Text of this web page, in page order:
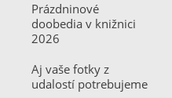
Prázdninové
doobedia v knižnici
2026
Aj vaše fotky z
udalostí potrebujeme